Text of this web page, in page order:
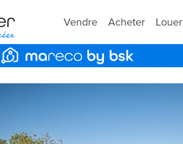
Vendre Acheter Louer